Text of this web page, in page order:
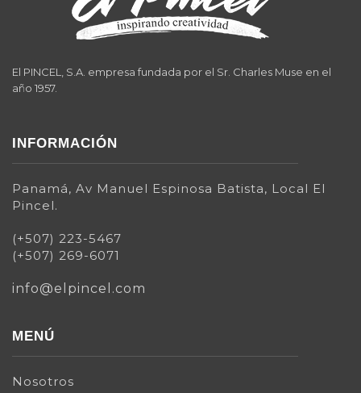
El PINCEL, S.A. empresa fundada por el Sr. Charles Muse en el
año 1957.
INFORMACIÓN
Panamá, Av Manuel Espinosa Batista, Local El
Pincel.
(+507) 223-5467
(+507) 269-6071
info@elpincel.com
MENÚ
Nosotros